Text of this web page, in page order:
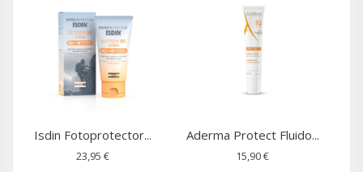
Isdin Fotoprotector...
23,95 €
Aderma Protect Fluido...
15,90 €